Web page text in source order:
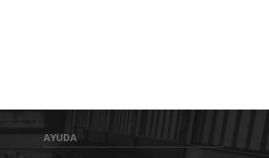
AYUDA